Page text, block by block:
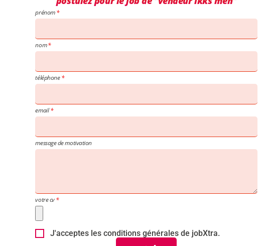
prénom
nom
téléphone
email
message de motivation
votre cv
J'acceptes les conditions générales de jobXtra.